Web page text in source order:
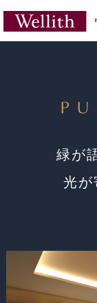
緑が
光が